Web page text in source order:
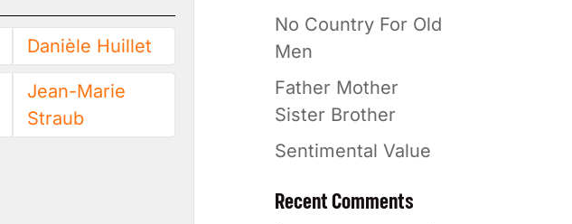
Danièle Huillet
Jean-Marie
Straub
No Country For Old
Men
Father Mother
Sister Brother
Sentimental Value
Recent Comments